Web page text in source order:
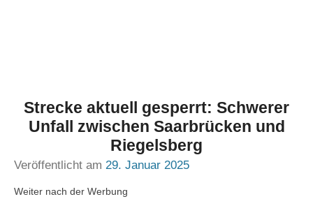
Strecke aktuell gesperrt: Schwerer
Unfall zwischen Saarbrücken und
Riegelsberg
Veröffentlicht am 29. Januar 2025
Weiter nach der Werbung